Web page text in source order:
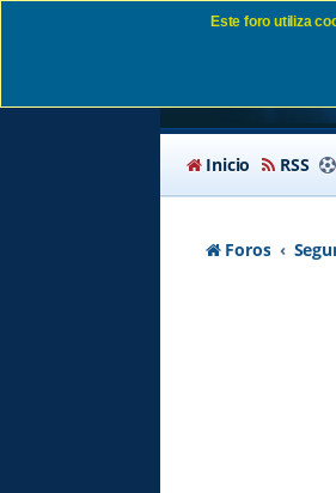
EX
Inicio RSS
Foros
Este foro utiliza